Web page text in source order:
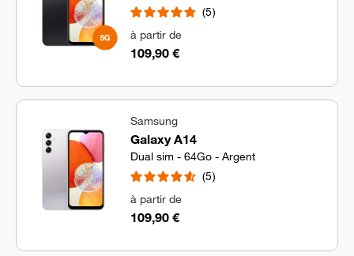
5
à partir de
109,90 €
Samsung
Galaxy A14
Dual sim - 64Go - Argent
5
à partir de
109,90 €